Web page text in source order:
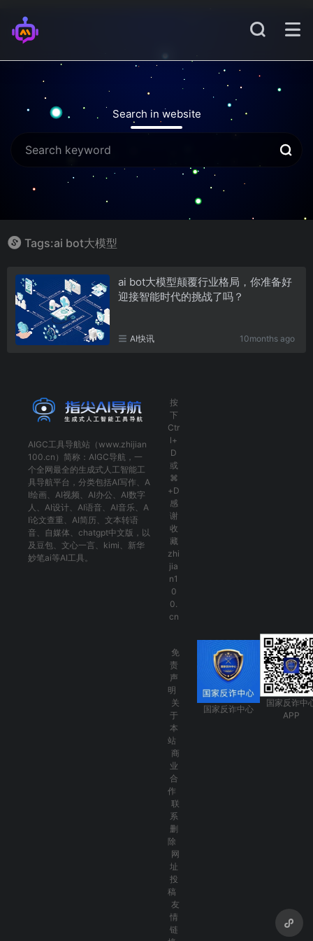
Search in website
Tags:ai bot大模型
ai bot大模型颠覆行业格局，你准备好
迎接智能时代的挑战了吗？
AI快讯 10months ago
AIGC工具导航站（www.zhijian
100.cn）简称： AIGC导航 ，一
个全网最全的生成式人工智能工
具导航平台，分类包括AI写作 、 A
I绘画 、 AI视频 、 AI办公 、 AI数字
人 、 AI设计、 AI语音、 AI音乐、 A
I论文查重 、 AI简历 、 文本转语
音、 自媒体 、 chatgpt中文版 ，以
及 豆包、 文心一言 、 kimi 、 新华
妙笔ai等AI工具。
按
下
Ctr
l+
D
或
⌘
+D
感
谢
收
藏
zhi
jia
n1
0
0.
cn
免
责
声
明
关
于
本
站
商
业
合
作
联
系
删
除
网
址
投
稿
友
情
链
国家反诈中心
国家反诈中
APP